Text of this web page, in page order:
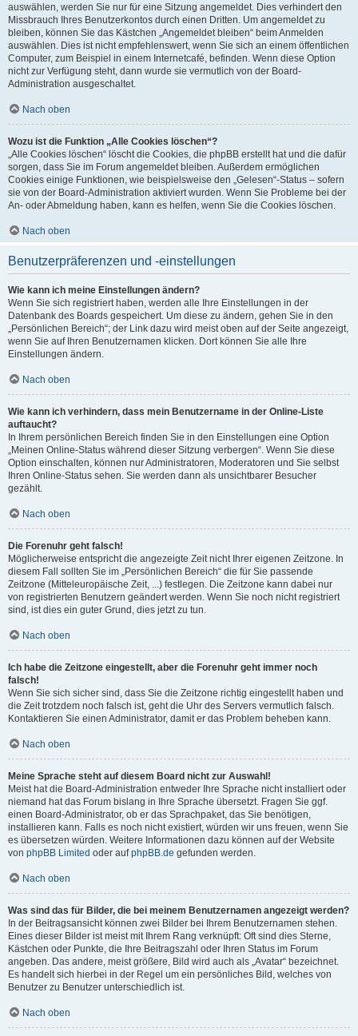
auswählen, werden Sie nur für eine Sitzung angemeldet. Dies verhindert den
Missbrauch Ihres Benutzerkontos durch einen Dritten. Um angemeldet zu
bleiben, können Sie das Kästchen „Angemeldet bleiben“ beim Anmelden
auswählen. Dies ist nicht empfehlenswert, wenn Sie sich an einem öffentlichen
Computer, zum Beispiel in einem Internetcafé, befinden. Wenn diese Option
nicht zur Verfügung steht, dann wurde sie vermutlich von der Board-
Administration ausgeschaltet.
Nach oben
Wozu ist die Funktion „Alle Cookies löschen“?
„Alle Cookies löschen“ löscht die Cookies, die phpBB erstellt hat und die dafür
sorgen, dass Sie im Forum angemeldet bleiben. Außerdem ermöglichen
Cookies einige Funktionen, wie beispielsweise den „Gelesen“-Status – sofern
sie von der Board-Administration aktiviert wurden. Wenn Sie Probleme bei der
An- oder Abmeldung haben, kann es helfen, wenn Sie die Cookies löschen.
Nach oben
Benutzerpräferenzen und -einstellungen
Wie kann ich meine Einstellungen ändern?
Wenn Sie sich registriert haben, werden alle Ihre Einstellungen in der
Datenbank des Boards gespeichert. Um diese zu ändern, gehen Sie in den
„Persönlichen Bereich“; der Link dazu wird meist oben auf der Seite angezeigt,
wenn Sie auf Ihren Benutzernamen klicken. Dort können Sie alle Ihre
Einstellungen ändern.
Nach oben
Wie kann ich verhindern, dass mein Benutzername in der Online-Liste
auftaucht?
In Ihrem persönlichen Bereich finden Sie in den Einstellungen eine Option
„Meinen Online-Status während dieser Sitzung verbergen“. Wenn Sie diese
Option einschalten, können nur Administratoren, Moderatoren und Sie selbst
Ihren Online-Status sehen. Sie werden dann als unsichtbarer Besucher
gezählt.
Nach oben
Die Forenuhr geht falsch!
Möglicherweise entspricht die angezeigte Zeit nicht Ihrer eigenen Zeitzone. In
diesem Fall sollten Sie im „Persönlichen Bereich“ die für Sie passende
Zeitzone (Mitteleuropäische Zeit, ...) festlegen. Die Zeitzone kann dabei nur
von registrierten Benutzern geändert werden. Wenn Sie noch nicht registriert
sind, ist dies ein guter Grund, dies jetzt zu tun.
Nach oben
Ich habe die Zeitzone eingestellt, aber die Forenuhr geht immer noch
falsch!
Wenn Sie sich sicher sind, dass Sie die Zeitzone richtig eingestellt haben und
die Zeit trotzdem noch falsch ist, geht die Uhr des Servers vermutlich falsch.
Kontaktieren Sie einen Administrator, damit er das Problem beheben kann.
Nach oben
Meine Sprache steht auf diesem Board nicht zur Auswahl!
Meist hat die Board-Administration entweder Ihre Sprache nicht installiert oder
niemand hat das Forum bislang in Ihre Sprache übersetzt. Fragen Sie ggf.
einen Board-Administrator, ob er das Sprachpaket, das Sie benötigen,
installieren kann. Falls es noch nicht existiert, würden wir uns freuen, wenn Sie
es übersetzen würden. Weitere Informationen dazu können auf der Website
von phpBB Limited oder aufphpBB.de gefunden werden.
Nach oben
Was sind das für Bilder, die bei meinem Benutzernamen angezeigt werden?
In der Beitragsansicht können zwei Bilder bei Ihrem Benutzernamen stehen.
Eines dieser Bilder ist meist mit Ihrem Rang verknüpft: Oft sind dies Sterne,
Kästchen oder Punkte, die Ihre Beitragszahl oder Ihren Status im Forum
angeben. Das andere, meist größere, Bild wird auch als „Avatar“ bezeichnet.
Es handelt sich hierbei in der Regel um ein persönliches Bild, welches von
Benutzer zu Benutzer unterschiedlich ist.
Nach oben